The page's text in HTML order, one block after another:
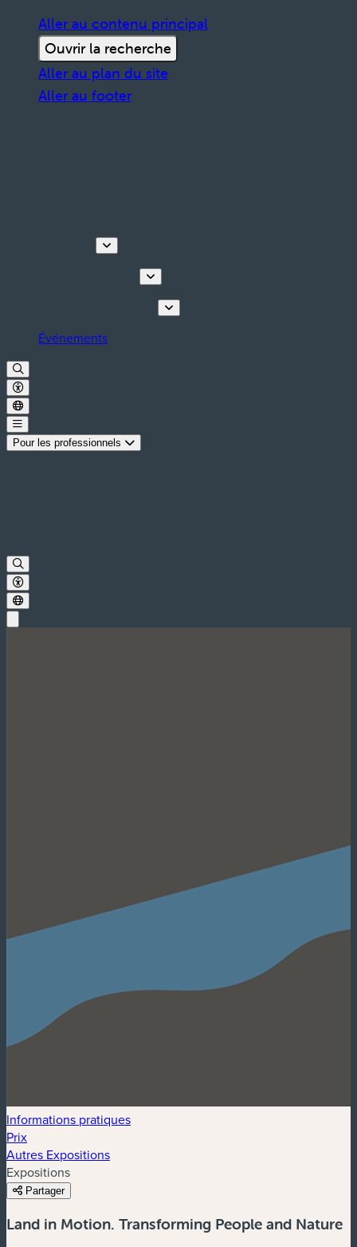
Aller au contenu principal
Ouvrir la recherche
Aller au plan du site
Aller au footer
Événements
Pour les professionnels
Informations pratiques
Prix
Autres Expositions
Expositions
Partager
Land in Motion. Transforming People and Nature